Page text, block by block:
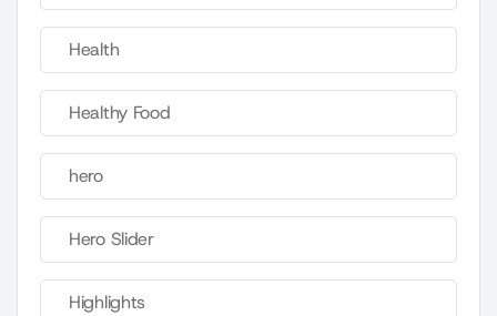
Health
Healthy Food
hero
Hero Slider
Highlights